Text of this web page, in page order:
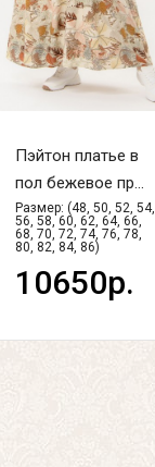
Пэйтон платье в
пол бежевое пр...
Размер: (48, 50, 52, 54,
56, 58, 60, 62, 64, 66,
68, 70, 72, 74, 76, 78,
80, 82, 84, 86)
10650р.